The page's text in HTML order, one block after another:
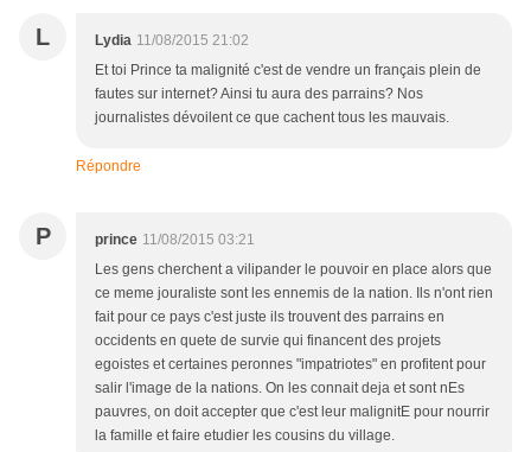
L Lydia 11/08/2015 21:02
Et toi Prince ta malignité c'est de vendre un français plein de
fautes sur internet? Ainsi tu aura des parrains? Nos
journalistes dévoilent ce que cachent tous les mauvais.
Répondre
P prince 11/08/2015 03:21
Les gens cherchent a vilipander le pouvoir en place alors que
ce meme jouraliste sont les ennemis de la nation. Ils n'ont rien
fait pour ce pays c'est juste ils trouvent des parrains en
occidents en quete de survie qui financent des projets
egoistes et certaines peronnes "impatriotes" en profitent pour
salir l'image de la nations. On les connait deja et sont nEs
pauvres, on doit accepter que c'est leur malignitE pour nourrir
la famille et faire etudier les cousins du village.